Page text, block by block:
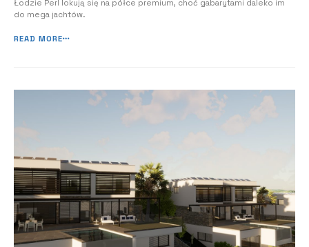
Łodzie Perl lokują się na półce premium, choć gabarytami daleko im
do mega jachtów.
READ MORE